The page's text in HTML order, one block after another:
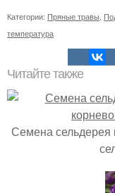
Категории: Пряные травы,
температура
Читайте также
Семена сельдерея